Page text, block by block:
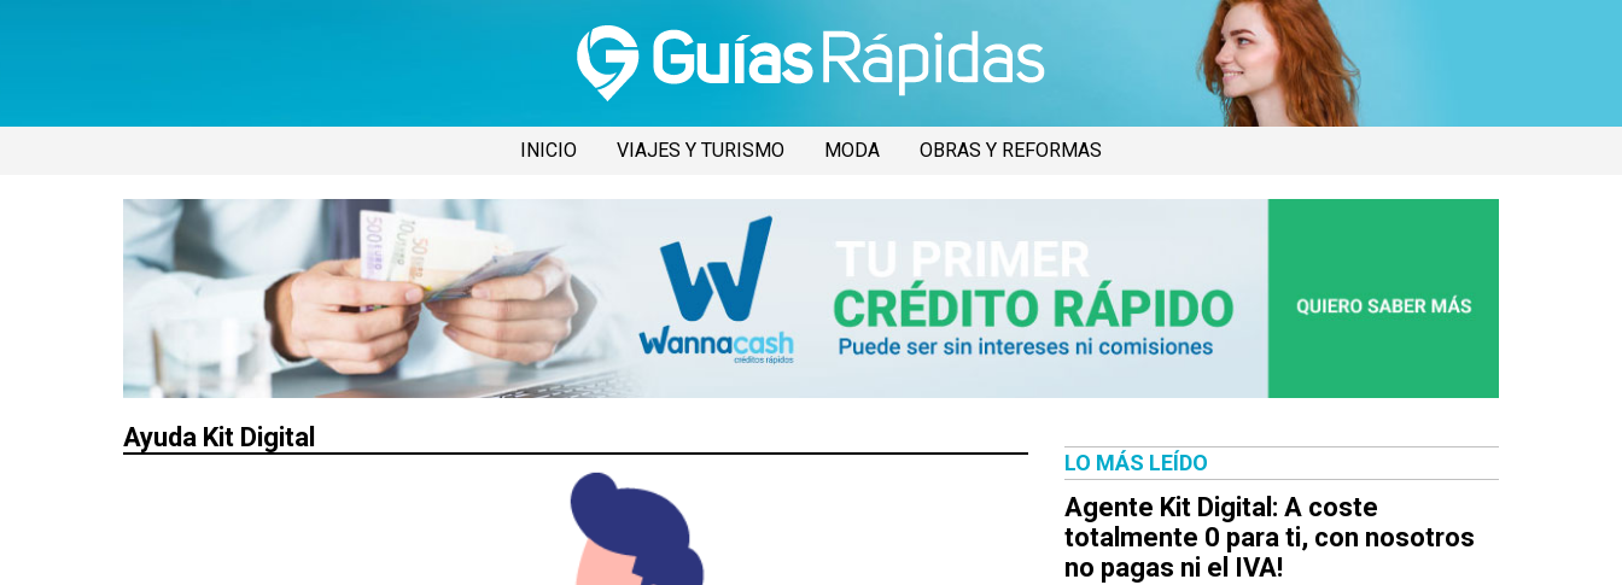
INICIO VIAJES Y TURISMO MODA OBRAS Y REFORMAS
Ayuda Kit Digital
LO MÁS LEÍDO
Agente Kit Digital: A coste
totalmente 0 para ti, con nosotros
no pagas ni el IVA!